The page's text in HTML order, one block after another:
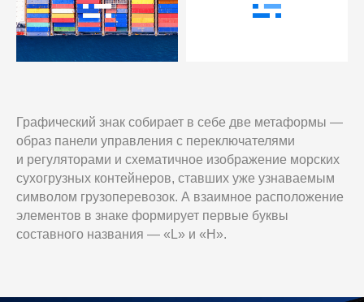
Графический знак собирает в себе две метаформы —
образ панели управления с переключателями
и регуляторами и схематичное изображение морских
сухогрузных контейнеров, ставших уже узнаваемым
символом грузоперевозок. А взаимное расположение
элементов в знаке формирует первые буквы
составного названия — «L» и «H».